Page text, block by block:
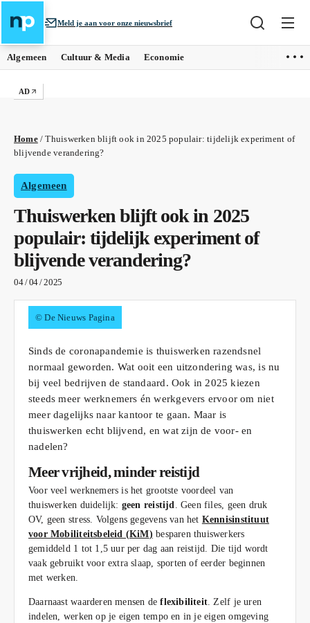
Meld je aan voor onze nieuwsbrief
Algemeen Cultuur & Media Economie
AD
Home/Thuiswerken blijft ook in 2025 populair: tijdelijk experiment of
blijvende verandering?
Algemeen
Thuiswerken blijft ook in 2025
populair: tijdelijk experiment of
blijvende verandering?
04 / 04 / 2025
© De Nieuws Pagina
Sinds de coronapandemie is thuiswerken razendsnel
normaal geworden. Wat ooit een uitzondering was, is nu
bij veel bedrijven de standaard. Ook in 2025 kiezen
steeds meer werknemers én werkgevers ervoor om niet
meer dagelijks naar kantoor te gaan. Maar is
thuiswerken echt blijvend, en wat zijn de voor- en
nadelen?
Meer vrijheid, minder reistijd
Voor veel werknemers is het grootste voordeel van
thuiswerken duidelijk: geen reistijd. Geen files, geen druk
OV, geen stress. Volgens gegevens van het Kennisinstituut
voor Mobiliteitsbeleid (KiM) besparen thuiswerkers
gemiddeld 1 tot 1,5 uur per dag aan reistijd. Die tijd wordt
vaak gebruikt voor extra slaap, sporten of eerder beginnen
met werken.
Daarnaast waarderen mensen deflexibiliteit. Zelf je uren
indelen, werken op je eigen tempo en in je eigen omgeving